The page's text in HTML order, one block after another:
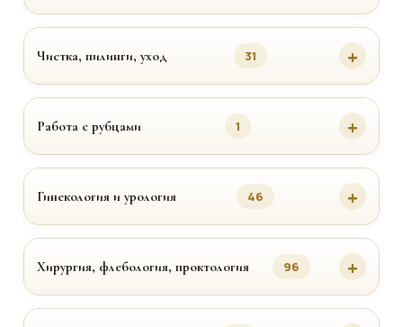
Чистка, пилинги, уход 31
Работа с рубцами 1
Гинекология и урология 46
Хирургия, флебология, проктология 96